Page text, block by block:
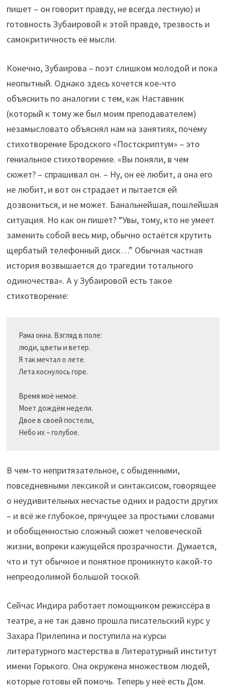
пишет – он говорит правду, не всегда лестную) и
готовность Зубаировой к этой правде, трезвость и
самокритичность её мысли.
Конечно, Зубаирова – поэт слишком молодой и пока
неопытный. Однако здесь хочется кое-что
объяснить по аналогии с тем, как Наставник
(который к тому же был моим преподавателем)
незамысловато объяснял нам на занятиях, почему
стихотворение Бродского «Постскриптум» – это
гениальное стихотворение. «Вы поняли, в чем
сюжет? – спрашивал он. – Ну, он её любит, а она его
не любит, и вот он страдает и пытается ей
дозвониться, и не может. Банальнейшая, пошлейшая
ситуация. Но как он пишет? “Увы, тому, кто не умеет
заменить собой весь мир, обычно остаётся крутить
щербатый телефонный диск…” Обычная частная
история возвышается до трагедии тотального
одиночества». А у Зубаировой есть такое
стихотворение:
Рама окна. Взгляд в поле:
люди, цветы и ветер.
Я так мечтал о лете.
Лета коснулось горе.
Время моё немое.
Моет дождём недели.
Двое в своей постели,
В чем-то непритязательное, с обыденными,
повседневными лексикой и синтаксисом, говорящее
о неудивительных несчастье одних и радости других
– и всё же глубокое, прячущее за простыми словами
и обобщенностью сложный сюжет человеческой
жизни, вопреки кажущейся прозрачности. Думается,
что и тут обычное и понятное проникнуто какой-то
непреодолимой большой тоской.
Сейчас Индира работает помощником режиссёра в
театре, а не так давно прошла писательский курс у
Захара Прилепина и поступила на курсы
литературного мастерства в Литературный институт
имени Горького. Она окружена множеством людей,
которые готовы ей помочь. Теперь у неё есть Дом.